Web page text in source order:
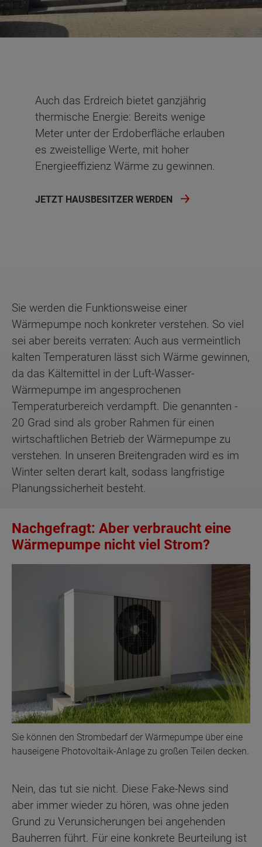
Auch das Erdreich bietet ganzjährig
thermische Energie: Bereits wenige
Meter unter der Erdoberfläche erlauben
es zweistellige Werte, mit hoher
Energieeffizienz Wärme zu gewinnen.
JETZT HAUSBESITZER WERDEN
Sie werden die Funktionsweise einer
Wärmepumpe noch konkreter verstehen. So viel
sei aber bereits verraten: Auch aus vermeintlich
kalten Temperaturen lässt sich Wärme gewinnen,
da das Kältemittel in der Luft-Wasser-
Wärmepumpe im angesprochenen
Temperaturbereich verdampft. Die genannten -
20 Grad sind als grober Rahmen für einen
wirtschaftlichen Betrieb der Wärmepumpe zu
verstehen. In unseren Breitengraden wird es im
Winter selten derart kalt, sodass langfristige
Planungssicherheit besteht.
Nachgefragt: Aber verbraucht eine
Wärmepumpe nicht viel Strom?
Sie können den Strombedarf der Wärmepumpe über eine
hauseigene Photovoltaik-Anlage zu großen Teilen decken.
Nein, das tut sie nicht. Diese Fake-News sind
aber immer wieder zu hören, was ohne jeden
Grund zu Verunsicherungen bei angehenden
Bauherren führt. Für eine konkrete Beurteilung ist